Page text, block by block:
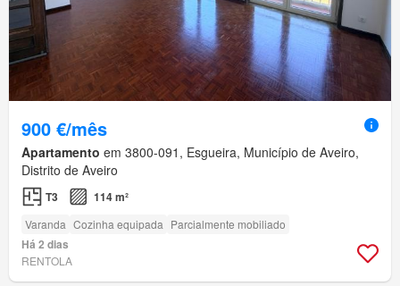
900 €/mês
Apartamento em 3800-091, Esgueira, Município de Aveiro,
Distrito de Aveiro
T3 114 m²
Varanda Cozinha equipada Parcialmente mobiliado
Há 2 dias
RENTOLA